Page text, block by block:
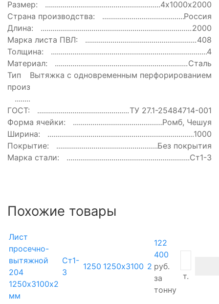
Размер:
4х1000х2000
Страна производства:
Россия
Длина:
2000
Марка листа ПВЛ:
408
Толщина:
4
Материал:
Сталь
Тип
производства:
Вытяжка с одновременным перфорированием
ГОСТ:
ТУ 27.1-25484714-001
Форма ячейки:
Ромб, Чешуя
Ширина:
1000
Покрытие:
Без покрытия
Марка стали:
Ст1-3
Похожие товары
Лист
просечно-
вытяжной
204
1250х3100х2
мм
Ст1-
3
1250 1250х3100 2
122
400
руб.
за
тонну
т.